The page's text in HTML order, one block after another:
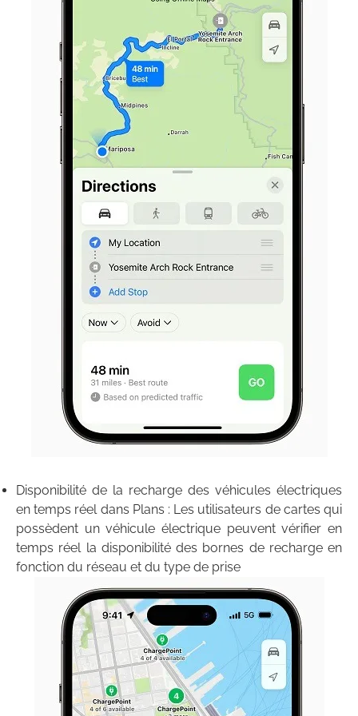
Disponibilité de la recharge des véhicules électriques
en temps réel dans Plans : Les utilisateurs de cartes qui
possèdent un véhicule électrique peuvent vérifier en
temps réel la disponibilité des bornes de recharge en
fonction du réseau et du type de prise